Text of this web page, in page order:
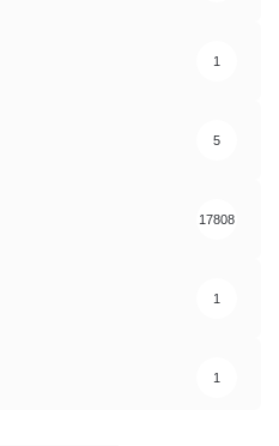
1
5
17808
1
1